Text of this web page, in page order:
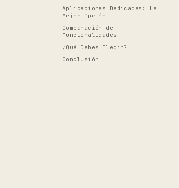
Aplicaciones Dedicadas: La
Mejor Opción
Comparación de
Funcionalidades
¿Qué Debes Elegir?
Conclusión